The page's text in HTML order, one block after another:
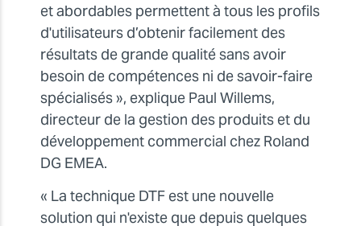
et abordables permettent à tous les profils
d'utilisateurs d’obtenir facilement des
résultats de grande qualité sans avoir
besoin de compétences ni de savoir-faire
spécialisés », explique Paul Willems,
directeur de la gestion des produits et du
développement commercial chez Roland
DG EMEA.
« La technique DTF est une nouvelle
solution qui n'existe que depuis quelques